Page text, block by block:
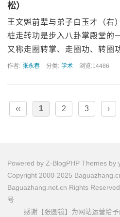
松）
王文魁前辈与弟子白玉才（右
桩走转功是步入八卦掌殿堂的
又称走圈转掌、走圈功、转圈
级阶段的修炼方式，而行桩则
作者: 张永春 分类: 学术 浏览:14486
‹‹ 1 2 3 ›
Powered by Z-BlogPHP Themes by
Copyright 2000-2025
Baguazhang.net.cn Rights
号
感谢【张圆镱】为网站运营给予